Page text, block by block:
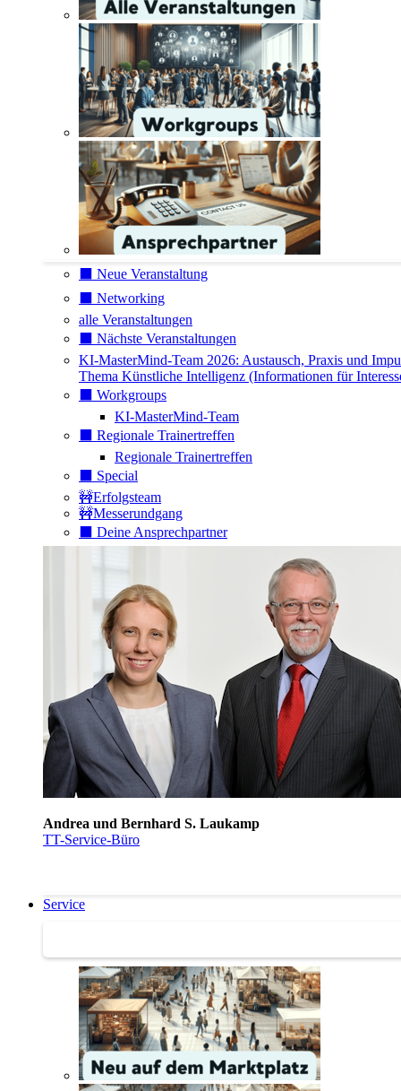
⬛️ Neue Veranstaltung
⬛️ Networking
alle Veranstaltungen
⬛️ Nächste Veranstaltungen
KI-MasterMind-Team 2026: Austausch, Praxis und
Thema Künstliche Intelligenz (Informationen für
⬛️ Workgroups
KI-MasterMind-Team
⬛️ Regionale Trainertreffen
Regionale Trainertreffen
⬛️ Special
🚧Erfolgsteam
🚧Messerundgang
⬛️ Deine Ansprechpartner
Andrea und Bernhard S. Laukamp
TT-Service-Büro
Service